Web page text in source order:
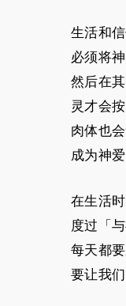
生活和
必须将
然后在
灵才会
肉体也
成为神
在生活
度过「
每天都
要让我